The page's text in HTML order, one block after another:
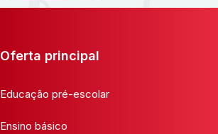
Oferta principal
Educação pré-escolar
Ensino básico